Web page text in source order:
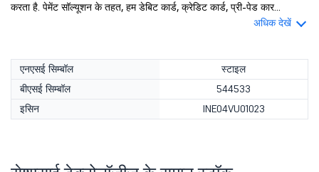
करता है. पेमेंट सॉल्यूशन के तहत, हम डेबिट कार्ड, क्रेडिट कार्ड, प्री-पेड कार...
अधिक देखें
एनएसई सिम्बॉल
स्टाइल
बीएसई सिम्बॉल
544533
इसिन
INE04VU01023